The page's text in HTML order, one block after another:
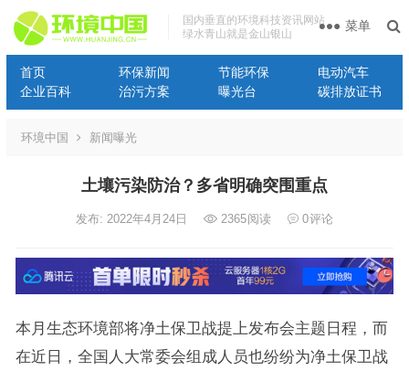
国内垂直的环境科技资讯网站
绿水青山就是金山银山
首页 环保新闻 节能环保
电动汽车
企业百科
治污方案 曝光台 碳排放证书
菜单
环境中国 新闻曝光
土壤污染防治？多省明确突围重点
发布: 2022年4月24日 2365阅读 0评论
本月生态环境部将净土保卫战提上发布会主题日程，而
在近日，全国人大常委会组成人员也纷纷为净土保卫战